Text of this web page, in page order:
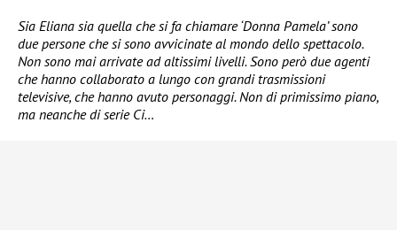
Sia Eliana sia quella che si fa chiamare ‘Donna Pamela’ sono
due persone che si sono avvicinate al mondo dello spettacolo.
Non sono mai arrivate ad altissimi livelli. Sono però due agenti
che hanno collaborato a lungo con grandi trasmissioni
televisive, che hanno avuto personaggi. Non di primissimo piano,
ma neanche di serie Ci…